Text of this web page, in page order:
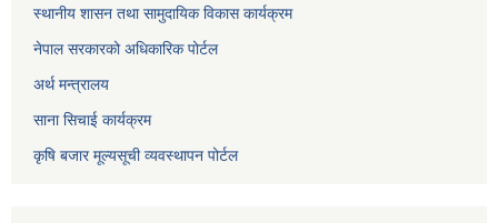
स्थानीय शासन तथा सामुदायिक विकास कार्यक्रम
नेपाल सरकारको अधिकारिक पोर्टल
अर्थ मन्त्रालय
साना सिचाई कार्यक्रम
कृषि बजार मूल्यसूची व्यवस्थापन पोर्टल